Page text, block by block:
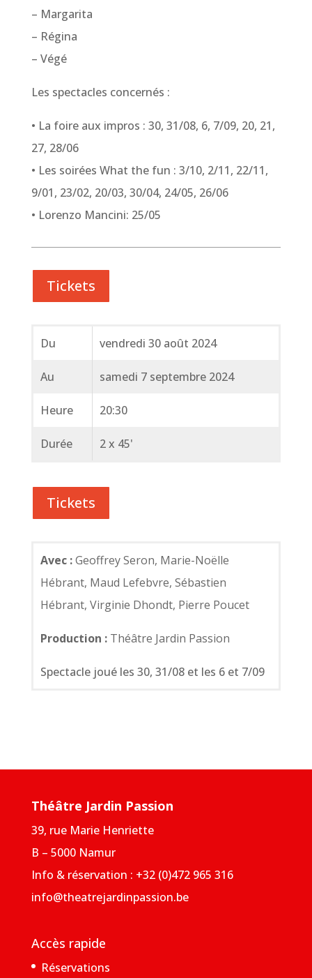
– Margarita
– Régina
– Végé
Les spectacles concernés :
• La foire aux impros : 30, 31/08, 6, 7/09, 20, 21,
27, 28/06
• Les soirées What the fun : 3/10, 2/11, 22/11,
9/01, 23/02, 20/03, 30/04, 24/05, 26/06
• Lorenzo Mancini: 25/05
Tickets
Du vendredi 30 août 2024
Au samedi 7 septembre 2024
Heure 20:30
Durée 2 x 45'
Tickets
Avec :Geoffrey Seron, Marie-Noëlle
Hébrant, Maud Lefebvre, Sébastien
Hébrant, Virginie Dhondt, Pierre Poucet
Production :Théâtre Jardin Passion
Spectacle joué les 30, 31/08 et les 6 et 7/09
Théâtre Jardin Passion
39, rue Marie Henriette
B – 5000 Namur
Info & réservation : +32 (0)472 965 316
info@theatrejardinpassion.be
Accès rapide
Réservations